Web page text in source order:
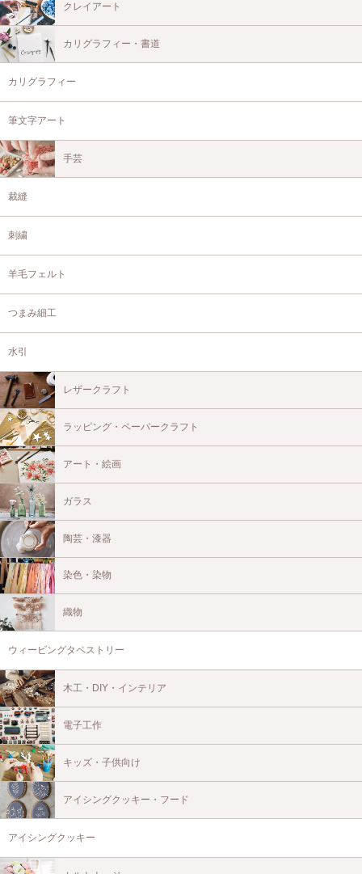
クレイアート
カリグラフィー・書道
カリグラフィー
筆文字アート
手芸
裁縫
刺繍
羊毛フェルト
つまみ細工
水引
レザークラフト
ラッピング・ペーパークラフト
アート・絵画
ガラス
陶芸・漆器
染色・染物
織物
ウィービングタペストリー
木工・DIY・インテリア
電子工作
キッズ・子供向け
アイシングクッキー・フード
アイシングクッキー